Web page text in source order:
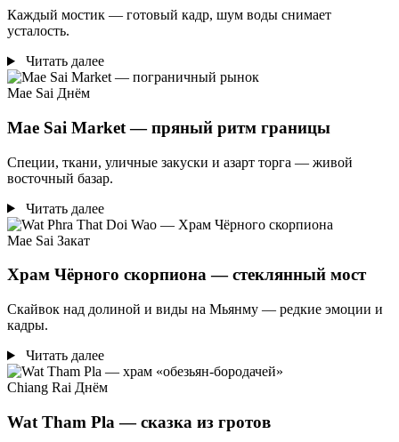
Каждый мостик — готовый кадр, шум воды снимает
усталость.
Читать далее
Mae Sai Днём
Mae Sai Market — пряный ритм границы
Специи, ткани, уличные закуски и азарт торга — живой
восточный базар.
Читать далее
Mae Sai Закат
Храм Чёрного скорпиона — стеклянный мост
Скайвок над долиной и виды на Мьянму — редкие эмоции и
кадры.
Читать далее
Chiang Rai Днём
Wat Tham Pla — сказка из гротов